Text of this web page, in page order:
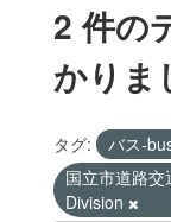
2 件の
かりま
タグ: バス-
国立市道路
Division